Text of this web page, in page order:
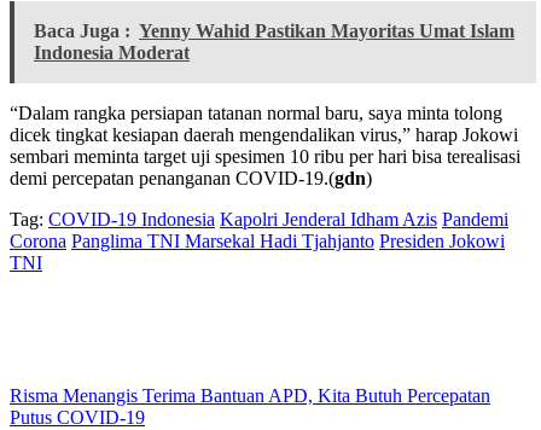
Baca Juga : Yenny Wahid Pastikan Mayoritas Umat Islam
Indonesia Moderat
“Dalam rangka persiapan tatanan normal baru, saya minta tolong
dicek tingkat kesiapan daerah mengendalikan virus,” harap Jokowi
sembari meminta target uji spesimen 10 ribu per hari bisa terealisasi
demi percepatan penanganan COVID-19.(gdn)
Tag: COVID-19 Indonesia Kapolri Jenderal Idham Azis Pandemi
Corona Panglima TNI Marsekal Hadi Tjahjanto Presiden Jokowi
TNI
Risma Menangis Terima Bantuan APD, Kita Butuh Percepatan
Putus COVID-19